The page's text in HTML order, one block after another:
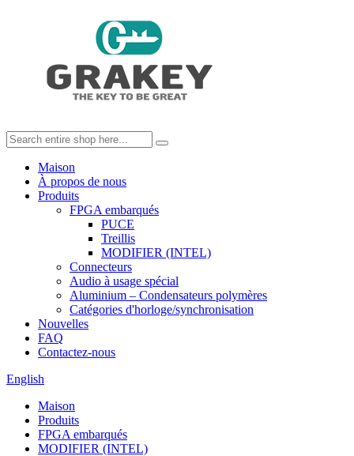
Maison
À propos de nous
Produits
FPGA embarqués
PUCE
Treillis
MODIFIER (INTEL)
Connecteurs
Audio à usage spécial
Aluminium – Condensateurs polymères
Catégories d'horloge/synchronisation
Nouvelles
FAQ
Contactez-nous
English
Maison
Produits
FPGA embarqués
MODIFIER (INTEL)